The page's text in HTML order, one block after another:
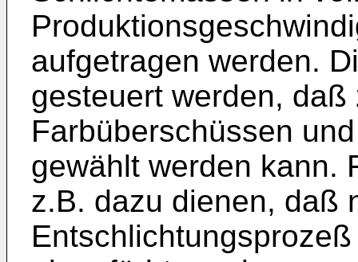
aufgetragen werden.
gesteuert werden, daß
Farbüberschüssen
gewählt werden kann.
z.B. dazu dienen, daß